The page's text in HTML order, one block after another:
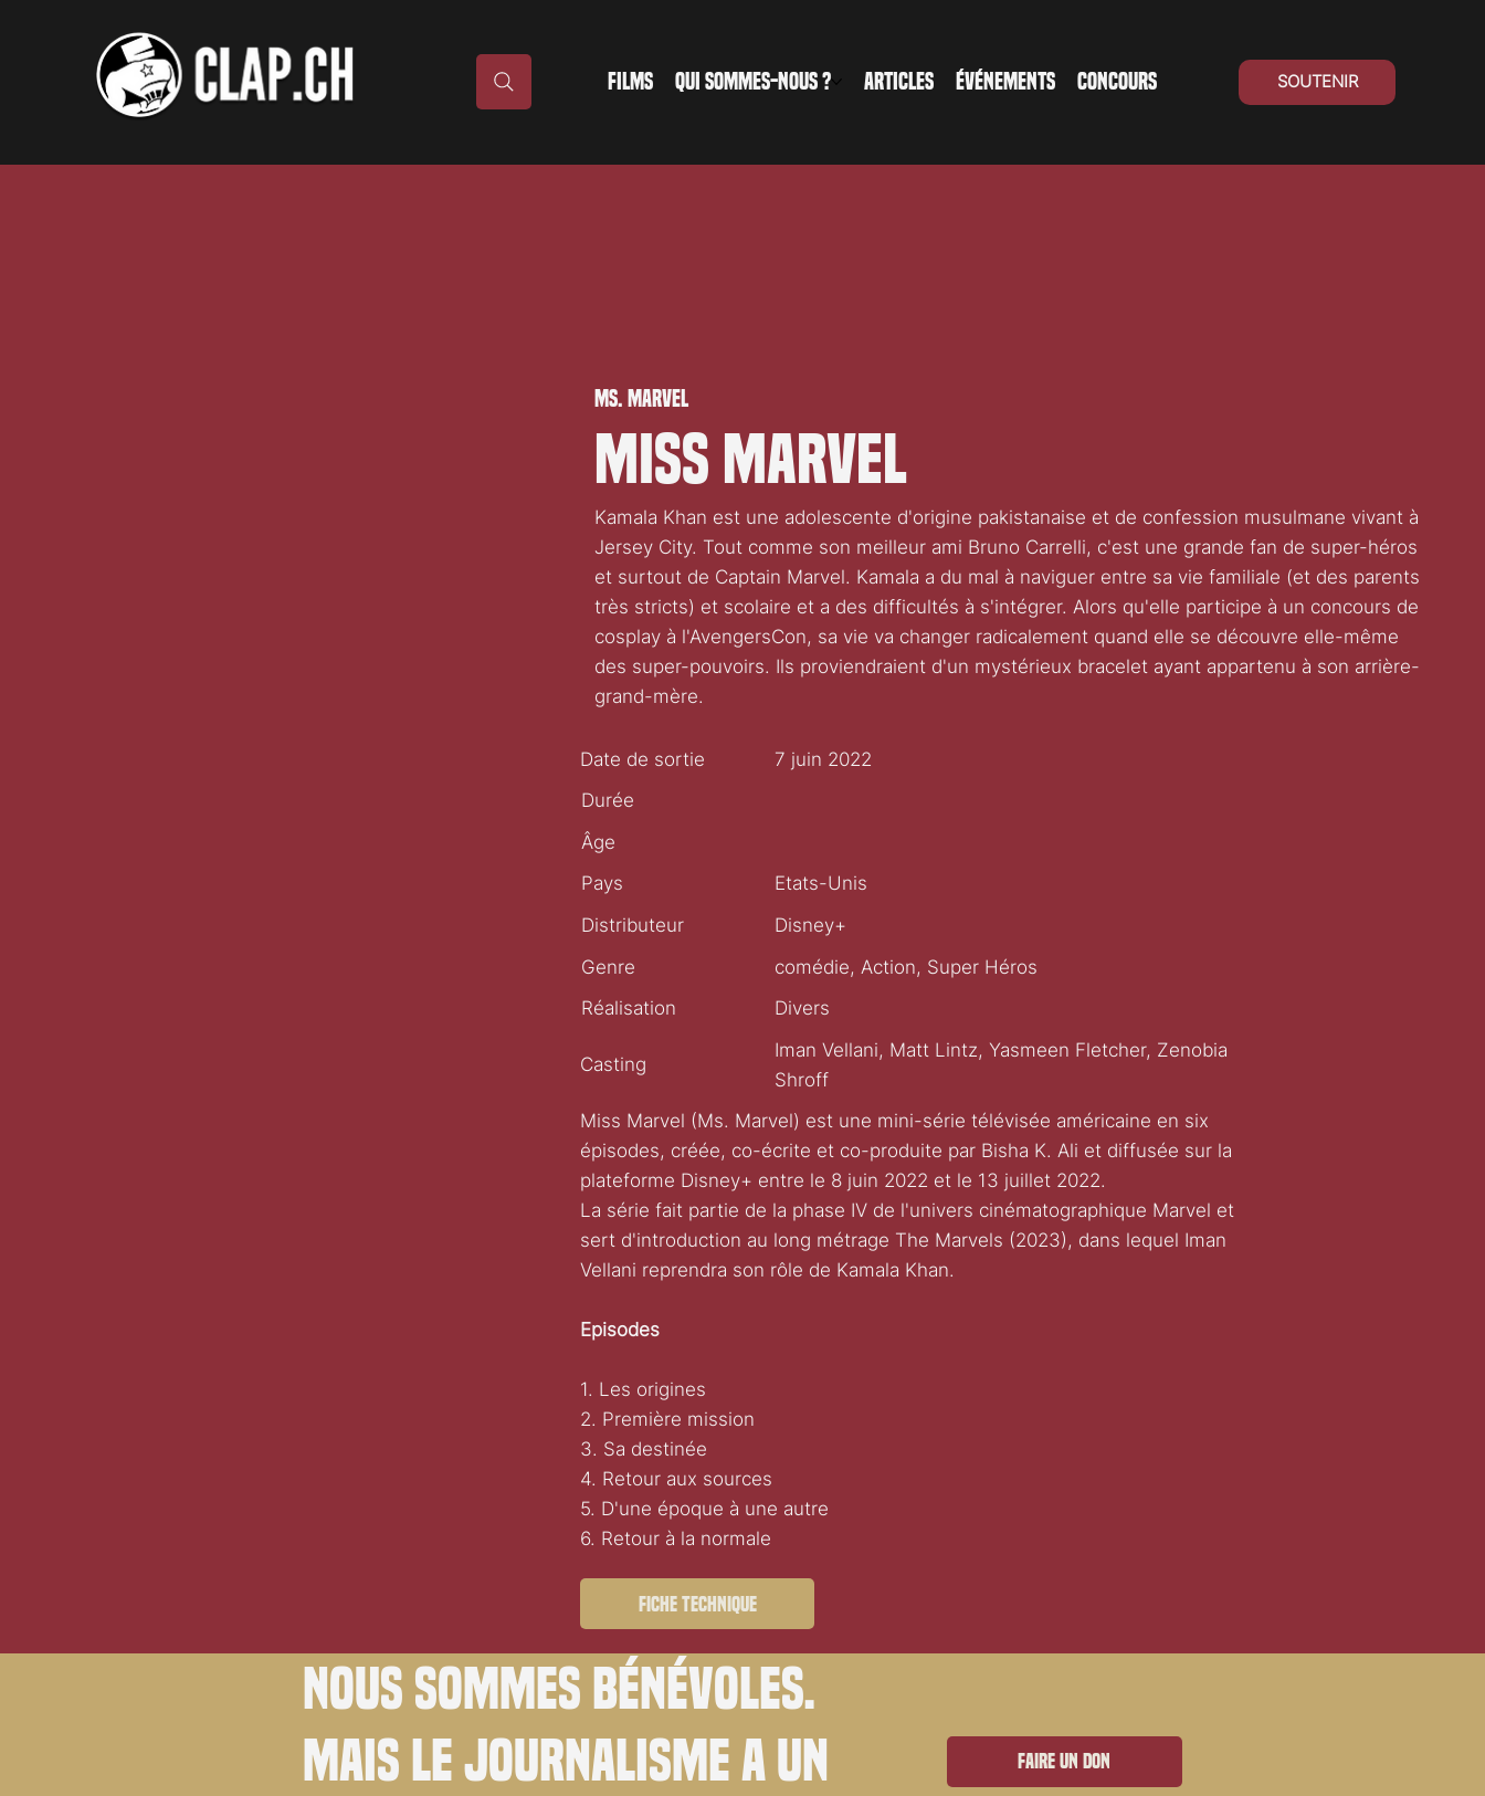
FILMS QUI SOMMES-NOUS ? ARTICLES ÉVÉNEMENTS CONCOURS SOUTENIR
Ms. Marvel
Miss Marvel
Kamala Khan est une adolescente d'origine pakistanaise et de confession musulmane vivant à
Jersey City. Tout comme son meilleur ami Bruno Carrelli, c'est une grande fan de super-héros
et surtout de Captain Marvel. Kamala a du mal à naviguer entre sa vie familiale (et des parents
très stricts) et scolaire et a des difficultés à s'intégrer. Alors qu'elle participe à un concours de
cosplay à l'AvengersCon, sa vie va changer radicalement quand elle se découvre elle-même
des super-pouvoirs. Ils proviendraient d'un mystérieux bracelet ayant appartenu à son arrière-
grand-mère.
Date de sortie
7 juin 2022
Durée
Âge
Pays
Etats-Unis
Distributeur
Disney+
Genre
comédie, Action, Super Héros
Réalisation
Divers
Casting
Iman Vellani, Matt Lintz, Yasmeen Fletcher, Zenobia
Shroff
Miss Marvel (Ms. Marvel) est une mini-série télévisée américaine en six
épisodes, créée, co-écrite et co-produite par Bisha K. Ali et diffusée sur la
plateforme Disney+ entre le 8 juin 2022 et le 13 juillet 2022.
La série fait partie de la phase IV de l'univers cinématographique Marvel et
sert d'introduction au long métrage The Marvels (2023), dans lequel Iman
Vellani reprendra son rôle de Kamala Khan.
Episodes
1. Les origines
2. Première mission
3. Sa destinée
4. Retour aux sources
5. D'une époque à une autre
6. Retour à la normale
Fiche technique
Nous sommes bénévoles.
Mais le journalisme a un
Faire un don